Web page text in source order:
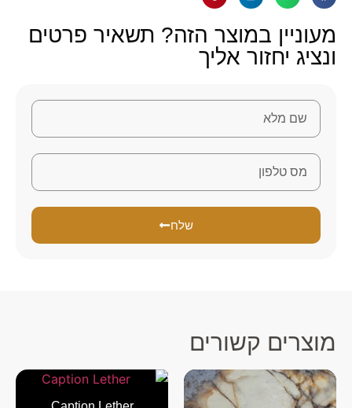
מעוניין במוצר הזה? תשאיר פרטים
ונציג יחזור אליך
שלח
מוצרים קשורים